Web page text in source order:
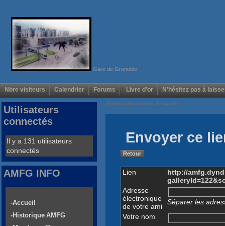
Gare de Grenoble
Nbre visiteurs Calendrier Forums Livre d'or N'hésitez pas à
Voir/Cacher menus de gauche
Envoyer ce
Retour
Lien
http://
Adresse
électronique
de votre ami
Séparer les
Votre nom
Utilisateurs
connectés
Il y a 131 utilisateurs
connectés
AMFG INFO
-Accueil
-Historique AMFG